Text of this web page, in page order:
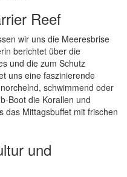
Reef
wir uns die Meeresbrise
berichtet über die
und die zum Schutz
uns eine faszinierende
schwimmend oder
Boot die Korallen und
das Mittagsbuffet mit frischen
und